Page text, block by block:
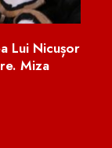
Lui Nicușor
Miza